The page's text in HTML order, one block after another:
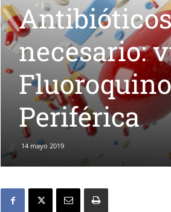
necesario:
Periférica
14 mayo 2019